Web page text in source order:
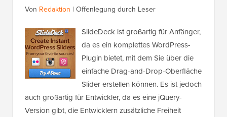
Von Redaktion | Offenlegung durch Leser
SlideDeck ist großartig für Anfänger,
da es ein komplettes WordPress-
Plugin bietet, mit dem Sie über die
einfache Drag-and-Drop-Oberfläche
Slider erstellen können. Es ist jedoch
auch großartig für Entwickler, da es eine jQuery-
Version gibt, die Entwicklern zusätzliche Freiheit